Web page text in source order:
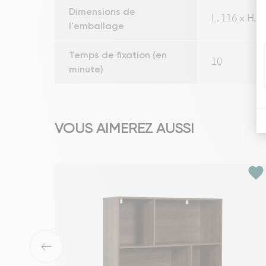
Dimensions de
l'emballage
L. 116 x H.
Temps de fixation (en
minute)
10
VOUS AIMEREZ AUSSI
favorite
‹